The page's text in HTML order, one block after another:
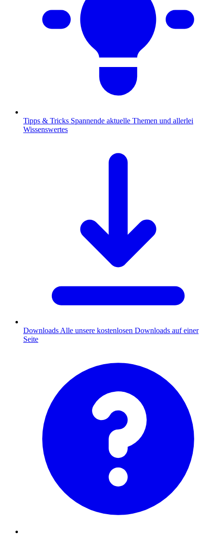
Tipps & Tricks Spannende aktuelle Themen und allerlei
Wissenswertes
Downloads Alle unsere kostenlosen Downloads auf einer
Seite